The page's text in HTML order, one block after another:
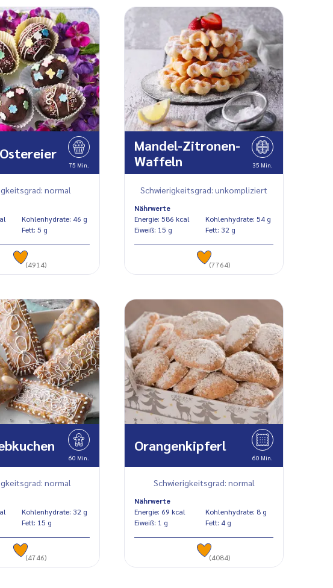
75 Min.
normal
Kohlenhydrate: 46 g
Fett: 5 g
(4914)
Mandel-Zitronen-
Waffeln
35 Min.
Schwierigkeitsgrad: unkompliziert
Nährwerte
Energie: 586 kcal
Eiweiß: 15 g
Kohlenhydrate: 54 g
Fett: 32 g
(7764)
60 Min.
normal
Kohlenhydrate: 32 g
Fett: 15 g
(4746)
Orangenkipferl
60 Min.
Schwierigkeitsgrad: normal
Nährwerte
Energie: 69 kcal
Eiweiß: 1 g
Kohlenhydrate: 8 g
Fett: 4 g
(4084)